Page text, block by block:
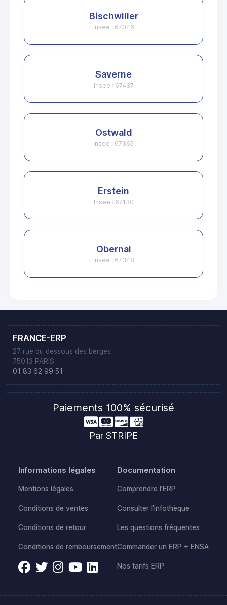
Bischwiller
Insee : 67046
Saverne
Insee : 67437
Ostwald
Insee : 67365
Erstein
Insee : 67130
Obernai
Insee : 67348
FRANCE-ERP
27 rue du dessous des berges
75013 PARIS
01 83 62 99 51
Paiements 100% sécurisé
Par STRIPE
Informations légales
Mentions légales
Conditions de ventes
Conditions de retour
Conditions de remboursement
Documentation
Comprendre l'ERP
Consulter l'infothèque
Les questions fréquentes
Commander un ERP + ENSA
Nos tarifs ERP